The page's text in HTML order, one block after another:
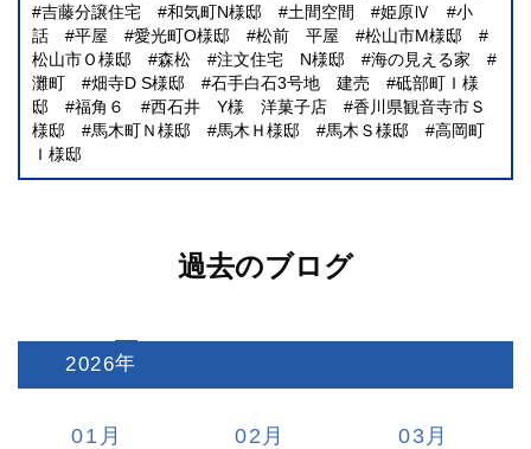
吉藤分譲住宅
和気町N様邸 土間空間 姫原Ⅳ
小
話
平屋 愛光町O様邸 松前 平屋
松山市M様邸
松山市Ｏ様邸
森松 注文住宅 N様邸
海の見える家
灘町
畑寺D S様邸 石手白石3号地 建売
砥部町Ｉ様
邸
福角６ 西石井 Y様 洋菓子店
香川県観音寺市Ｓ
様邸
馬木町Ｎ様邸 馬木Ｈ様邸 馬木Ｓ様邸
高岡町
Ｉ様邸
過去のブログ
2026:
01 02
03